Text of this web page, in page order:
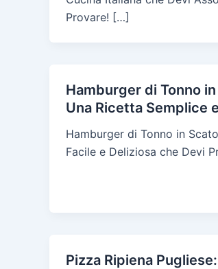
Provare! […]
Hamburger di Tonno
Una Ricetta Semplice
Hamburger di Tonno in
Facile e Deliziosa che Devi
Pizza Ripiena